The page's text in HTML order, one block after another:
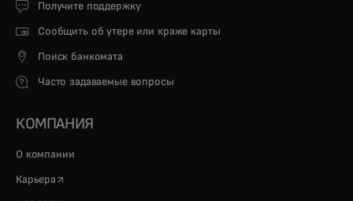
Получите поддержку
Сообщить об утере или краже карты
Поиск банкомата
Часто задаваемые вопросы
КОМПАНИЯ
О компании
Карьера opens in a new tab